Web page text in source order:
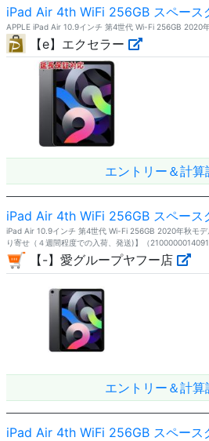
iPad Air 4th WiFi 256GB スペース
APPLE iPad Air 10.9インチ 第4世代 Wi-Fi 256GB 2020
【e】エクセラー
エントリー＆計算
iPad Air 4th WiFi 256GB スペース
iPad Air 10.9インチ 第4世代 Wi-Fi 256GB 2020年秋モ
り寄せ（４週間程度での入荷、発送)】（2100000014091
【-】愛グループヤフー店
エントリー＆計算
iPad Air 4th WiFi 256GB スペース